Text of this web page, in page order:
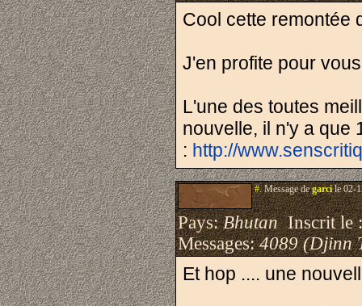
Cool cette remontée
J'en profite pour
L'une des toutes
nouvelle, il n'y a que
: http://
#.Message degarcile 02-
Pays:BhutanInscrit le
Messages:4089 (Djinn
Et hop .... une